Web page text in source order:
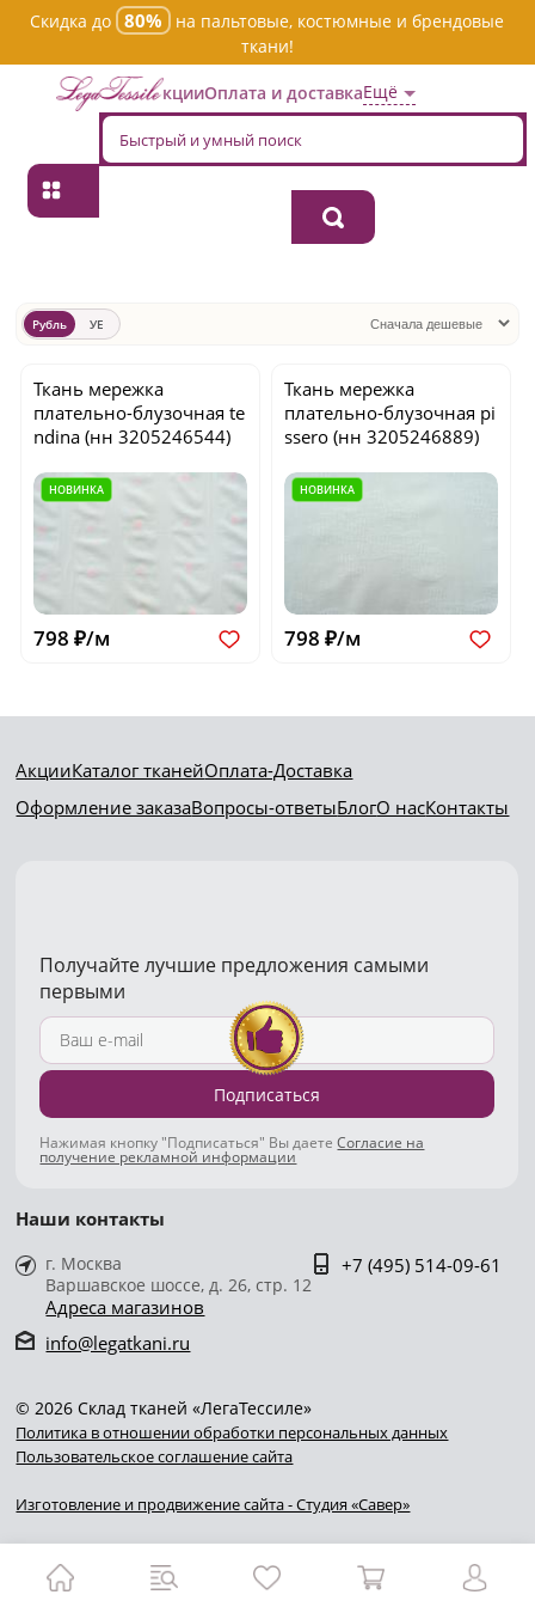
Скидка до 80%
на пальтовые, костюмные и брендовые
ткани!
АкцииОплата и доставкаЕщё
Главная
Рубль УЕ
Ткань мережка
плательно-блузочнаяte
ndina (нн 3205246544)
НОВИНКА
798 ₽/м
Ткань мережка
плательно-блузочная pi
ssero (нн 3205246889)
НОВИНКА
798 ₽/м
АкцииКаталог тканейОплата-Доставка
Оформление заказаВопросы-ответыБлогО насКонтакты
Получайте лучшие предложения самыми
первыми
Подписаться
Нажимая кнопку "Подписаться" Вы даетеСогласие на
получение рекламной информации
Наши контакты
г. Москва
Варшавское шоссе, д. 26, стр. 12
Адреса магазинов
+7 (495) 514-09-61
info@legatkani.ru
© 2026 Склад тканей «ЛегаТессиле»
Политика в отношении обработки персональных данных
Пользовательское соглашение сайта
Изготовление и продвижение сайта - Студия «Савер»